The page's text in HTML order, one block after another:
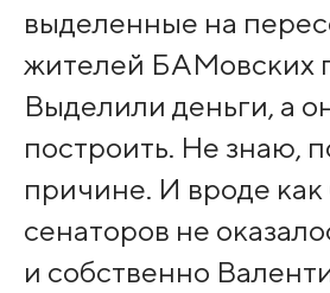
выделенные на
жителей БАМовских
Выделили деньги, а
построить. Не знаю,
причине. И вроде как
сенаторов не
и собственно